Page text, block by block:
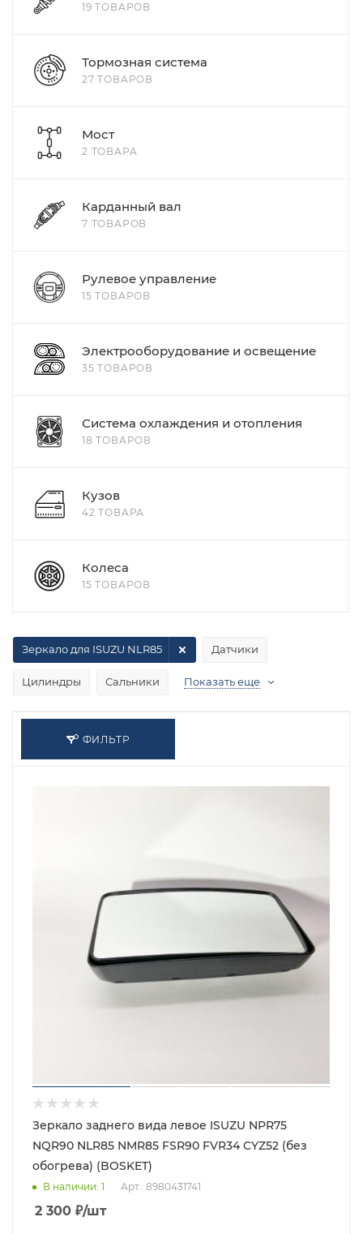
19 ТОВАРОВ
Тормозная система
27 ТОВАРОВ
Мост
2 ТОВАРА
Карданный вал
7 ТОВАРОВ
Рулевое управление
15 ТОВАРОВ
Электрооборудование и освещение
35 ТОВАРОВ
Система охлаждения и отопления
18 ТОВАРОВ
Кузов
42 ТОВАРА
Колеса
15 ТОВАРОВ
Датчики
Цилиндры Сальники
Зеркало для ISUZU NLR85
Показать еще
ФИЛЬТР
Зеркало заднего вида левое ISUZU NPR75
NQR90 NLR85 NMR85 FSR90 FVR34 CYZ52 (без
обогрева) (BOSKET)
В наличии: 1 Арт.: 8980431741
2 300 ₽/шт